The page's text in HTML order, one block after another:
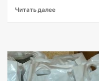
Читать далее